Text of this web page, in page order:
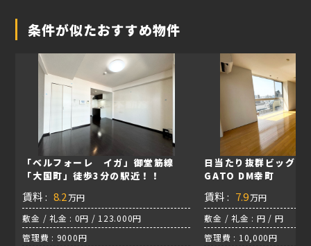
条件が似たおすすめ物件
「ベルフォーレ イガ」御堂筋線
「大国町」徒歩3分の駅近！！
賃料 : 8.2 万円
敷金 / 礼金 : 0円 / 123.000円
管理費 : 9000円
日当たり抜群ビッグワ
GATO DM幸町
賃料 : 7.9万円
敷金 / 礼金 : 円 / 円
管理費 : 10,000円